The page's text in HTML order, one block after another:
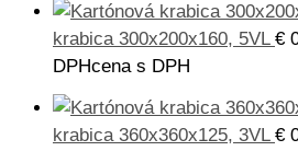
krabica 300x200x160, 5VL €
DPHcena s DPH
krabica 360x360x125, 3VL €